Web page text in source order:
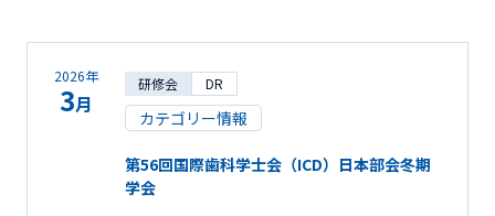
2026年
3月
研修会 DR
カテゴリー情報
第56回国際歯科学士会（ICD）日本部会冬期
学会